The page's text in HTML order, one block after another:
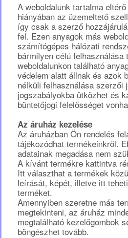
A weboldalunk tartalma
hiányában az üzemeltető
így csak a szerző
fel. Ezen anyagok más
számítógépes hálózati
bármilyen célú felhasználása
weboldalunkon található
védelem alatt állnak és azok
nélküli felhasználása szerzői
jogszabályokba ütközhet és
büntetőjogi felelősséget
Az áruház kezelése
Az áruházban Ön rendelés
tájékozódhat termékeinkről.
adatainak megadása nem
A kívánt termékre kattintva
Itt választhat a termékek
leírását, képét, illetve itt
terméket.
Amennyiben szeretne más
megtekinteni, az áruház
megtalálható kezelőgombok
böngészhet tovább.